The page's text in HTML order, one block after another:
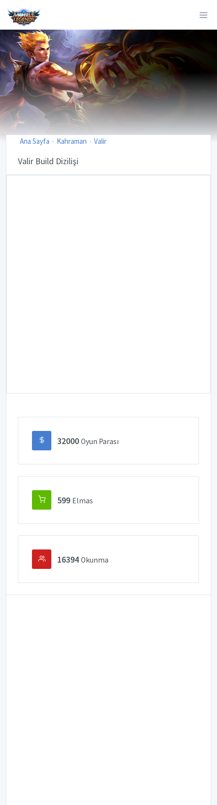
Ana Sayfa Kahraman Valir
Valir Build Dizilişi
32000 Oyun Parası
599 Elmas
16394 Okunma